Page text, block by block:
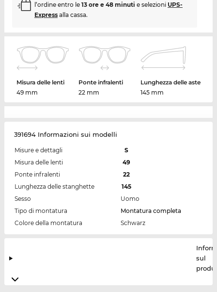
l’ordine entro le 13 ore e 48 minuti e selezioni UPS-
Expressalla cassa.
Misura delle lenti
49 mm
Ponte infralenti
22 mm
Lunghezza delle aste
145 mm
391694 Informazioni sui modelli
Misure e dettagli
S
Misura delle lenti
49
Ponte infralenti
22
Lunghezza delle stanghette
145
Sesso
Uomo
Tipo di montatura
Montatura completa
Colore della montatura
Schwarz
sul